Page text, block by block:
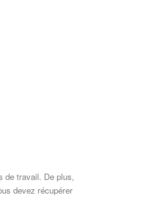
de travail. De plus,
devez récupérer